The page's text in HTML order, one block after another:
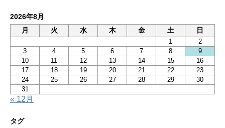
2026年8月
月
火 水 木 金 土 日
1
2
3
4 5 6 7 8
9
10
11 12 13 14 15
16
17
18 19 20 21 22
23
24
25 26 27 28 29
30
31
« 12月
タグ